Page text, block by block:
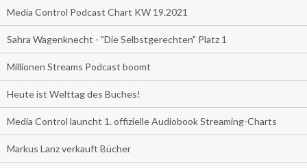
Media Control Podcast Chart KW 19.2021
Sahra Wagenknecht - "Die Selbstgerechten" Platz 1
Millionen Streams Podcast boomt
Heute ist Welttag des Buches!
Media Control launcht 1. offizielle Audiobook Streaming-Charts
Markus Lanz verkauft Bücher